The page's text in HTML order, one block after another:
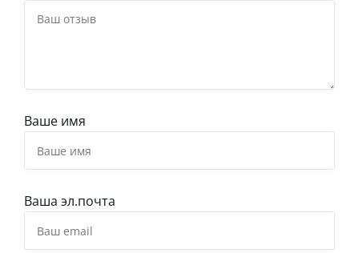
Ваше имя
Ваша эл.почта